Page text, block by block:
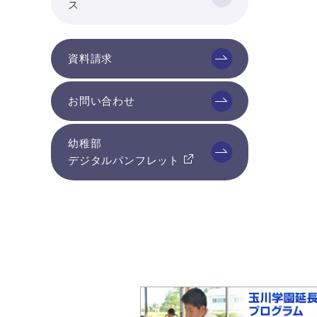
ス
資料請求
お問い合わせ
幼稚部
デジタルパンフレット